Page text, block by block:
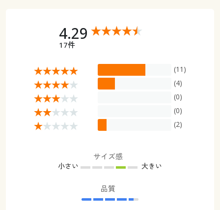
4.29
17件
(11)
(4)
(0)
(0)
(2)
サイズ感
小さい 大きい
品質